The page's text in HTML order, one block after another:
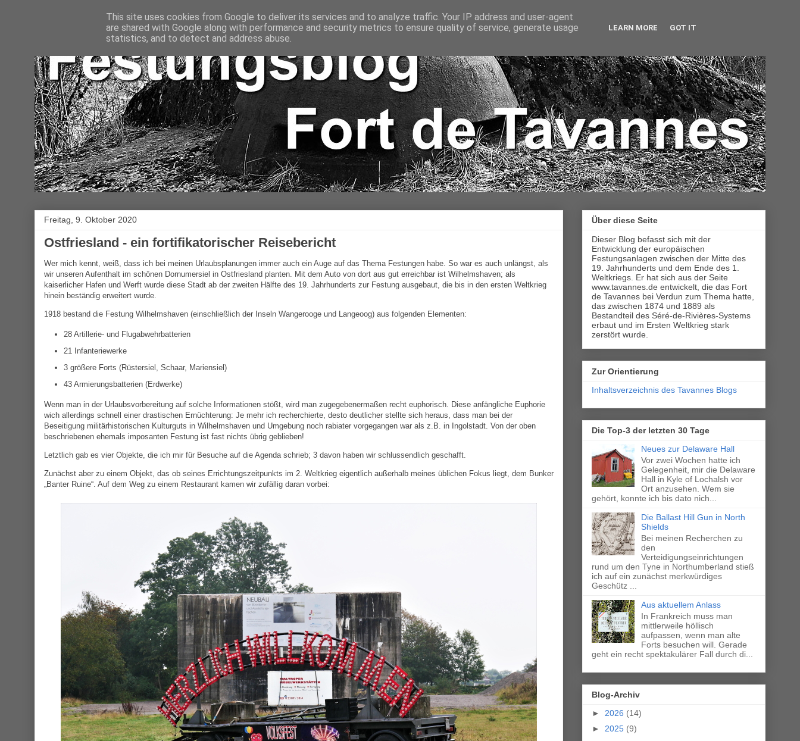
Freitag, 9. Oktober 2020
Ostfriesland - ein fortifikatorischer Reisebericht
Wer mich kennt, weiß, dass ich bei meinen Urlaubsplanungen immer auch ein Auge auf das Thema Festungen habe. So war es auch unlängst, als
wir unseren Aufenthalt im schönen Dornumersiel in Ostfriesland planten. Mit dem Auto von dort aus gut erreichbar ist Wilhelmshaven; als
kaiserlicher Hafen und Werft wurde diese Stadt ab der zweiten Hälfte des 19. Jahrhunderts zur Festung ausgebaut, die bis in den ersten Weltkrieg
hinein beständig erweitert wurde.
1918 bestand die Festung Wilhelmshaven (einschließlich der Inseln Wangerooge und Langeoog) aus folgenden Elementen:
28 Artillerie- und Flugabwehrbatterien
21 Infanteriewerke
3 größere Forts (Rüstersiel, Schaar, Mariensiel)
43 Armierungsbatterien (Erdwerke)
Wenn man in der Urlaubsvorbereitung auf solche Informationen stößt, wird man zugegebenermaßen recht euphorisch. Diese anfängliche Euphorie
wich allerdings schnell einer drastischen Ernüchterung: Je mehr ich recherchierte, desto deutlicher stellte sich heraus, dass man bei der
Beseitigung militärhistorischen Kulturguts in Wilhelmshaven und Umgebung noch rabiater vorgegangen war als z.B. in Ingolstadt. Von der oben
beschriebenen ehemals imposanten Festung ist fast nichts übrig geblieben!
Letztlich gab es vier Objekte, die ich mir für Besuche auf die Agenda schrieb; 3 davon haben wir schlussendlich geschafft.
Zunächst aber zu einem Objekt, das ob seines Errichtungszeitpunkts im 2. Weltkrieg eigentlich außerhalb meines üblichen Fokus liegt, dem Bunker
„Banter Ruine“. Auf dem Weg zu einem Restaurant kamen wir zufällig daran vorbei:
Über diese Seite
Dieser Blog befasst sich mit der
Entwicklung der europäischen
Festungsanlagen zwischen der Mitte des
19. Jahrhunderts und dem Ende des 1.
Weltkriegs. Er hat sich aus der Seite
www.tavannes.de entwickelt, die das Fort
de Tavannes bei Verdun zum Thema hatte,
das zwischen 1874 und 1889 als
Bestandteil des Séré-de-Rivières-Systems
erbaut und im Ersten Weltkrieg stark
zerstört wurde.
Zur Orientierung
Inhaltsverzeichnis des Tavannes Blogs
Die Top-3 der letzten 30 Tage
Neues zur Delaware Hall
Vor zwei Wochen hatte ich
Gelegenheit, mir die Delaware
Hall in Kyle of Lochalsh vor
Ort anzusehen. Wem sie
gehört, konnte ich bis dato nich...
Die Ballast Hill Gun in North
Shields
Bei meinen Recherchen zu
den
Verteidigungseinrichtungen
rund um den Tyne in Northumberland stieß
ich auf ein zunächst merkwürdiges
Geschütz ...
Aus aktuellem Anlass
In Frankreich muss man
mittlerweile höllisch
aufpassen, wenn man alte
Forts besuchen will. Gerade
geht ein recht spektakulärer Fall durch di...
Blog-Archiv
► 2026 (14)
► 2025 (9)
This site uses cookies from Google to deliver its services and to analyze traffic. Your IP address and user-agent
are shared with Google along with performance and security metrics to ensure quality of service, generate usage
statistics, and to detect and address abuse.
LEARN MORE GOT IT